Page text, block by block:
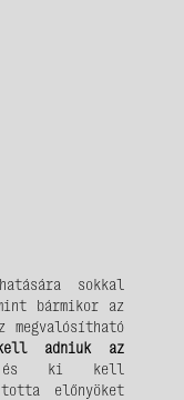
sokkal
bármikor az
megvalósítható
adniuk az
ki kell
előnyöket